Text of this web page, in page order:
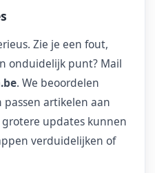
Zie je een fout,
onduidelijk punt? Mail
. We beoordelen
artikelen aan
updates kunnen
verduidelijken of